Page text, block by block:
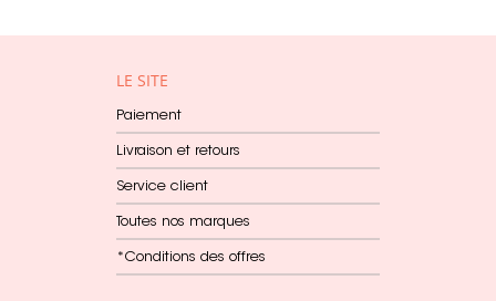
LE SITE
Paiement
Livraison et retours
Service client
Toutes nos marques
*Conditions des offres